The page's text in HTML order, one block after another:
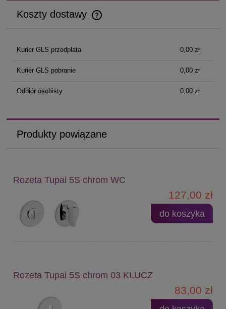
Koszty dostawy
Cena nie zawiera ewentualnych kosztów płatności
Kurier GLS przedpłata 0,00 zł
Kurier GLS pobranie 0,00 zł
Odbiór osobisty 0,00 zł
Produkty powiązane
Rozeta Tupai 5S chrom WC
127,00 zł
do koszyka
Rozeta Tupai 5S chrom 03 KLUCZ
83,00 zł